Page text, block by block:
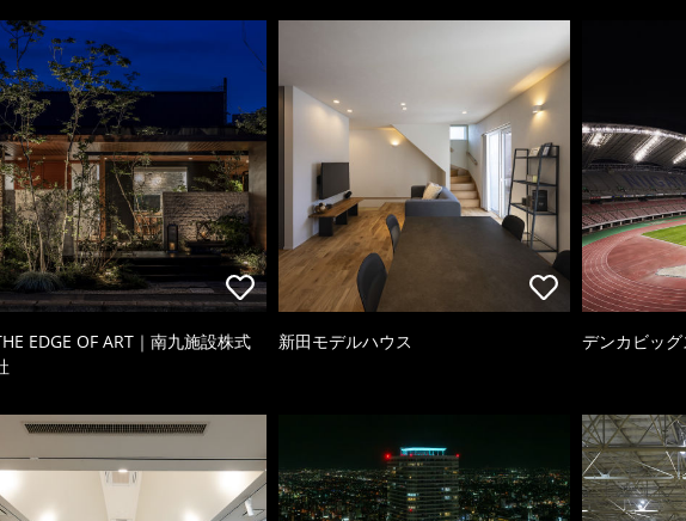
EDGE OF ART｜南九施設株式
新田モデルハウス デンカビッ